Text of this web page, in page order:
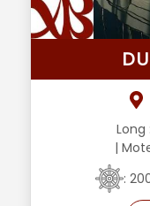
Long
|
: